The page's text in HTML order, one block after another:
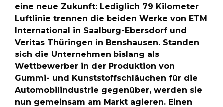
eine neue Zukunft: Lediglich 79 Kilometer
Luftlinie trennen die beiden Werke von ETM
International in Saalburg-Ebersdorf und
Veritas Thüringen in Benshausen. Standen
sich die Unternehmen bislang als
Wettbewerber in der Produktion von
Gummi- und Kunststoffschläuchen für die
Automobilindustrie gegenüber, werden sie
nun gemeinsam am Markt agieren. Einen